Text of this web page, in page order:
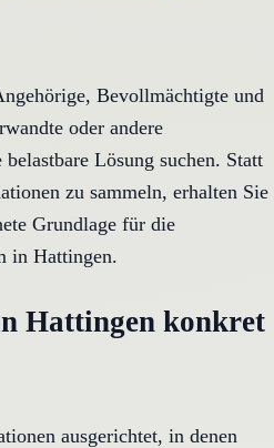
Bevollmächtigte und
oder andere
belastbare Lösung suchen. Statt
zu sammeln, erhalten Sie
Grundlage für die
in Hattingen.
Hattingen konkret
ausgerichtet, in denen